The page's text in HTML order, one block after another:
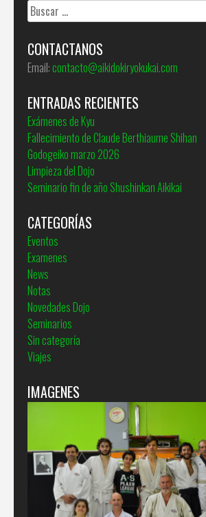
Buscar:
CONTACTANOS
Email:contacto@aikidokiryokukai.com
ENTRADAS RECIENTES
Exámenes de Kyu
Fallecimiento de Claude Berthiaume Shihan
Godogeiko marzo 2026
Limpieza del Dojo
Seminario fin de año Shushinkan Aikikai
CATEGORÍAS
Eventos
Examenes
News
Notas
Novedades Dojo
Seminarios
Sin categoría
Viajes
IMAGENES